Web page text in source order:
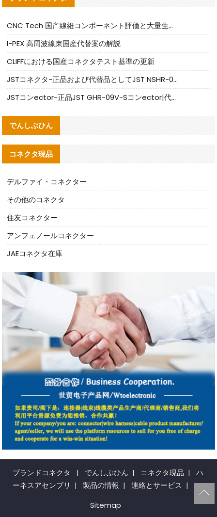
CNC Tech 国产線維コンポーネント評価と大量生産適合ガイド
I-PEX 高周波線束国産代替案の解説
CLIFFにおける国産コネクタテスト基準の更新
JSTコネクタ-正品および代替品としてJST NSHR-02V-Sコネクタを提供します
JSTコンector-正品JST GHR-09V-Sコンector|代替品提供
でんしぶひん
コネクタ現品
デルファイ・コネクター
その他のコネクタ
住友コネクター
アンフェノールコネクター
JAEコネクタ在庫
ブランドコネクタ | でんしぶひん | コネクタ現品 |
ハ
ーネスアセンブリ | 製品の情報 | 連絡とサービス |
Sitemap